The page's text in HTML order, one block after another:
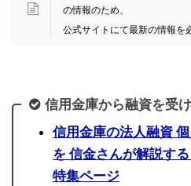
の情報のため、
公式サイトにて最新の情報を
信用金庫から融資を受
信用金庫の法人融資
を 信金さんが解説する
特集ページ